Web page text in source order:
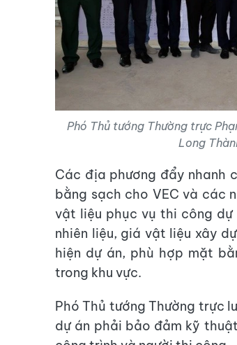
Phó Thủ tướng Thường trực
Long
Các địa phương đẩy nhanh
bằng sạch cho VEC và các
vật liệu phục vụ thi công
nhiên liệu, giá vật liệu xây
hiện dự án, phù hợp mặt
trong khu vực.
Phó Thủ tướng Thường trực
dự án phải bảo đảm kỹ